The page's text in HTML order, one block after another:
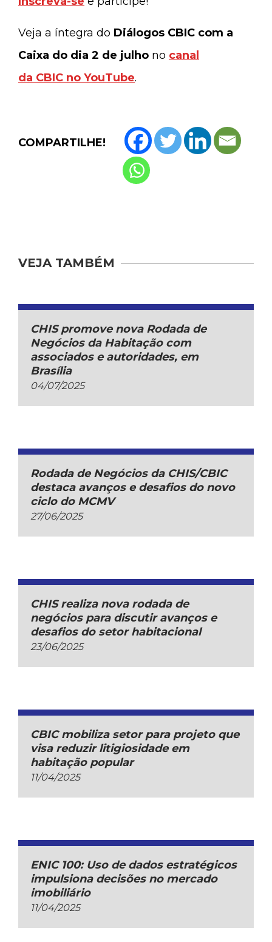
Veja a íntegra do Diálogos CBIC com a
Caixa do dia 2 de julho no canal
da CBIC no YouTube.
COMPARTILHE!
VEJA TAMBÉM
CHIS promove nova Rodada de
Negócios da Habitação com
associados e autoridades, em
Brasília
04/07/2025
Rodada de Negócios da CHIS/CBIC
destaca avanços e desafios do novo
ciclo do MCMV
27/06/2025
CHIS realiza nova rodada de
negócios para discutir avanços e
desafios do setor habitacional
23/06/2025
CBIC mobiliza setor para projeto que
visa reduzir litigiosidade em
habitação popular
11/04/2025
ENIC 100: Uso de dados estratégicos
impulsiona decisões no mercado
imobiliário
11/04/2025